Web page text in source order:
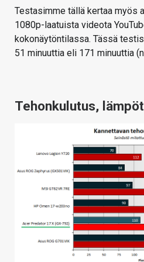
Testasimme tällä kertaa myös
1080p-laatuista videota
kokonäytöntilassa. Tässä
51 minuuttia eli 171 minuuttia
Tehonkulutus,